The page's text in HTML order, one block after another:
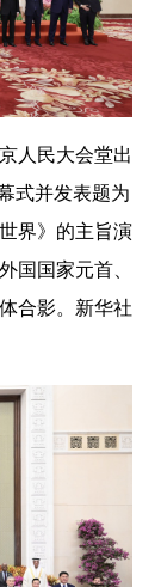
人民大会堂出
式并发表题为
界》的主旨演
国国家元首、
合影。新华社